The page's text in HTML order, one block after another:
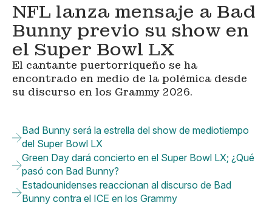
NFL lanza mensaje a Bad
Bunny previo su show en
el Super Bowl LX
El cantante puertorriqueño se ha
encontrado en medio de la polémica desde
su discurso en los Grammy 2026.
Bad Bunny será la estrella del show de mediotiempo
del Super Bowl LX
Green Day dará concierto en el Super Bowl LX; ¿Qué
pasó con Bad Bunny?
Estadounidenses reaccionan al discurso de Bad
Bunny contra el ICE en los Grammy